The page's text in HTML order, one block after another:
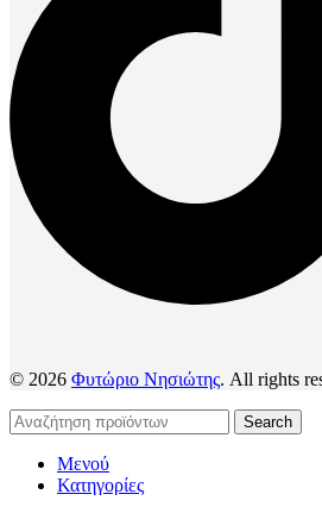
© 2026 Φυτώριο Νησιώτης. All rights
Search
Μενού
Κατηγορίες